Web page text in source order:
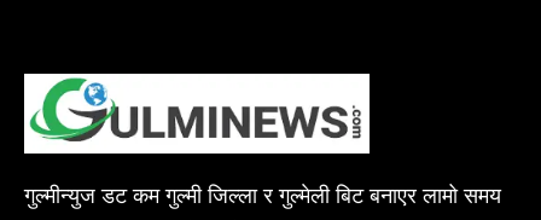
गुल्मीन्युज डट कम गुल्मी जिल्ला र गुल्मेली बिट बनाएर लामो समय